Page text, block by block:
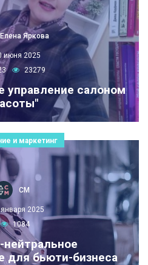
Елена Яркова
июня 2025
23279
управление салоном
и маркетинг
СМ
2025
1084
нейтральное
для бьюти-бизнеса